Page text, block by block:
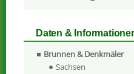
Daten &
Brunnen & Denkmäler
Sachsen